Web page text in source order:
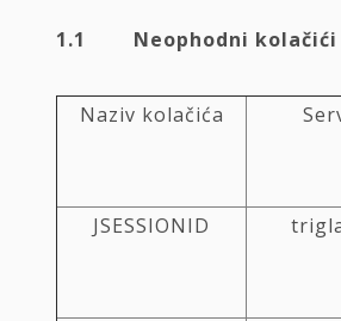
1.1 Neophodni kolačići
Naziv kolačića
JSESSIONID